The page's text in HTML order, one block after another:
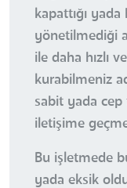
kapattığı
yönetilmediği
ile daha hızlı
kurabilmeniz
sabit yada cep
iletişime
Bu işletmede
yada eksik